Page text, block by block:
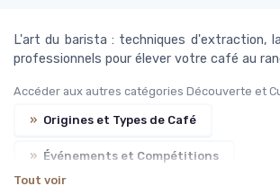
L'art du barista : techniques d'extraction,
professionnels pour élever votre café au
Accéder aux autres catégories Découverte et
» Origines et Types de Café
» Événements et Compétitions
Tout voir
Bons plans Guides
Conseils barista Avant-